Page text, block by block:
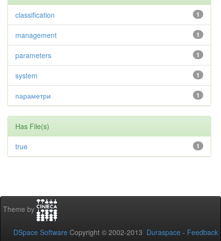
1
classification
1
management
1
parameters
1
system
1
параметри
Has File(s)
1
true
Theme by
DSpace Software Copyright © 2002-2013 Duraspace - Feedback